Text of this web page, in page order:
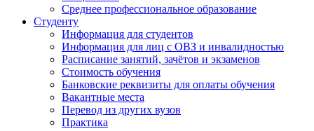
Среднее профессиональное образование
Студенту
Информация для студентов
Информация для лиц с ОВЗ и инвалидностью
Расписание занятий, зачётов и экзаменов
Стоимость обучения
Банковские реквизиты для оплаты обучения
Вакантные места
Перевод из других вузов
Практика